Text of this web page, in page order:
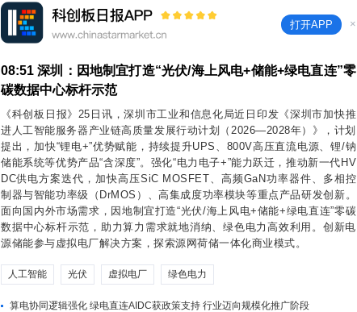
打开APP ×
08:51 深圳：因地制宜打造“光伏/海上风电+储能+绿电直连”零
碳数据中心标杆示范
《科创板日报》25日讯，深圳市工业和信息化局近日印发《深圳市加快推
进人工智能服务器产业链高质量发展行动计划（2026—2028年）》，计划
提出，加快“锂电+”优势赋能，持续提升UPS、800V高压直流电源、锂/钠
储能系统等优势产品“含深度”。强化“电力电子+”能力跃迁，推动新一代HV
DC供电方案迭代，加快高压SiC MOSFET、高频GaN功率器件、多相控
制器与智能功率级（DrMOS）、高集成度功率模块等重点产品研发创新。
面向国内外市场需求，因地制宜打造“光伏/海上风电+储能+绿电直连”零碳
数据中心标杆示范，助力算力需求就地消纳、绿色电力高效利用。创新电
源储能参与虚拟电厂解决方案，探索源网荷储一体化商业模式。
人工智能 光伏 虚拟电厂 绿色电力
算电协同逻辑强化 绿电直连AIDC获政策支持 行业迈向规模化推广阶段